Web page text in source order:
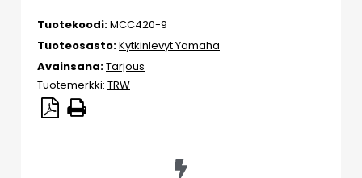
Tuotekoodi:MCC420-9
Tuoteosasto:Kytkinlevyt Yamaha
Avainsana:Tarjous
Tuotemerkki: TRW